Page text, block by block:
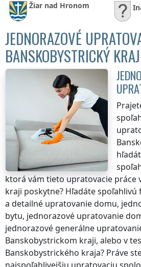
Žiar nad Hronom
JEDNORAZOVÉ
BANSKOBYSTRICKÝ KRAJ
ktorá vám tieto upratovacie práce
kraji poskytne? Hľadáte
a detailné upratovanie domu,
bytu, jednorazové upratovanie
jednorazové generálne
Banskobystrickom kraji, alebo v
Banskobystrického kraja? Práve